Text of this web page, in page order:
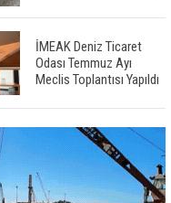
İMEAK Deniz Ticaret
Odası Temmuz Ayı
Meclis Toplantısı Yapıldı